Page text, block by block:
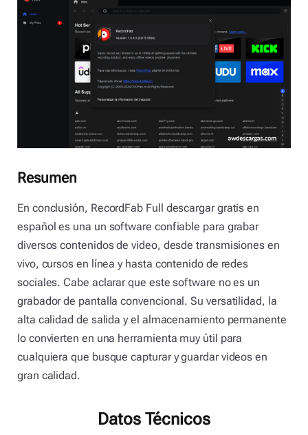
Resumen
En conclusión, RecordFab Full descargar gratis en
español es una un software confiable para grabar
diversos contenidos de video, desde transmisiones en
vivo, cursos en línea y hasta contenido de redes
sociales. Cabe aclarar que este software no es un
grabador de pantalla convencional. Su versatilidad, la
alta calidad de salida y el almacenamiento permanente
lo convierten en una herramienta muy útil para
cualquiera que busque capturar y guardar videos en
gran calidad.
Datos Técnicos